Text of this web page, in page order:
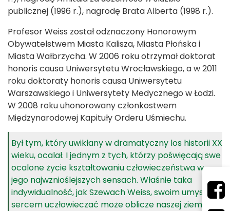
publicznej (1996 r.), nagrodę Brata Alberta (1998 r.).
Profesor Weiss został odznaczony Honorowym
Obywatelstwem Miasta Kalisza, Miasta Płońska i
Miasta Wałbrzycha. W 2006 roku otrzymał doktorat
honoris causa Uniwersytetu Wrocławskiego, a w 2011
roku doktoraty honoris causa Uniwersytetu
Warszawskiego i Uniwersytety Medycznego w Łodzi.
W 2008 roku uhonorowany członkostwem
Międzynarodowej Kapituły Orderu Uśmiechu.
Był tym, który uwikłany w dramatyczny los historii XX
wieku, ocalał. I jednym z tych, którzy poświęcają swe
ocalone życie kształtowaniu człowieczeństwa w
jego najwznioślejszych sensach. Właśnie taka
indywidualność, jak Szewach Weiss, swoim umysłem i
sercem uczłowieczać może oblicze naszej ziemi.